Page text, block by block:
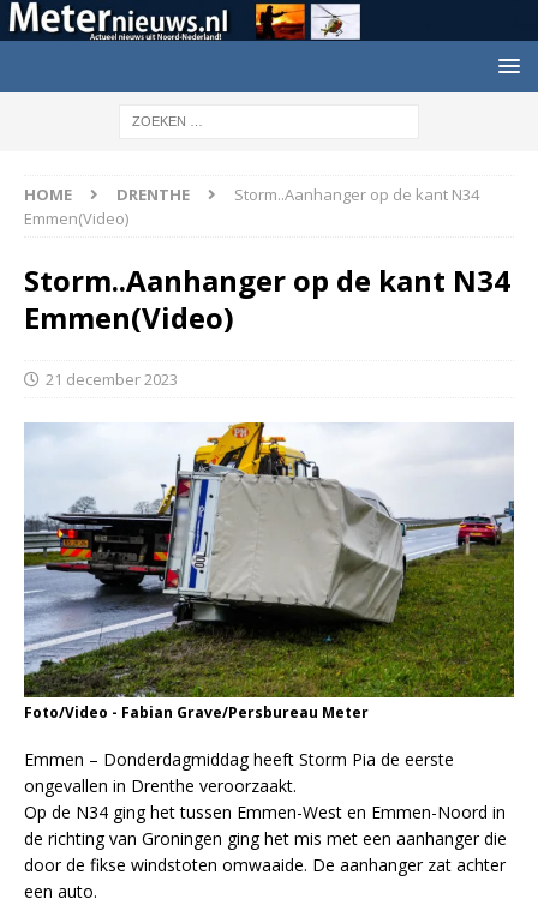
HOME DRENTHE
Storm..Aanhanger op de kant N34
Emmen(Video)
Storm..Aanhanger op de kant N34
Emmen(Video)
21 december 2023
Foto/Video - Fabian Grave/Persbureau Meter
Emmen – Donderdagmiddag heeft Storm Pia de eerste
ongevallen in Drenthe veroorzaakt.
Op de N34 ging het tussen Emmen-West en Emmen-Noord in
de richting van Groningen ging het mis met een aanhanger die
door de fikse windstoten omwaaide. De aanhanger zat achter
een auto.